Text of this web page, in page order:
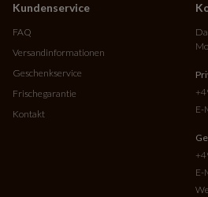
Kundenservice
FAQ
Versandinformationen
Geschenkservice
Frischegarantie
Kontakt
E-
E-